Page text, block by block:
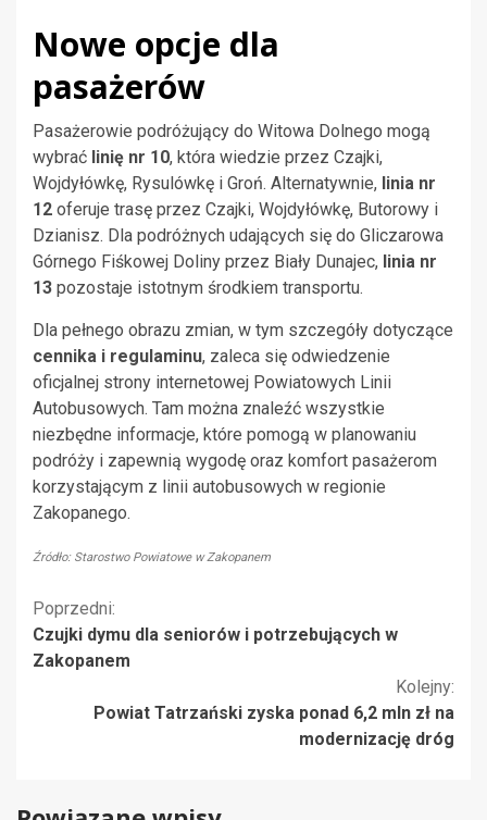
Nowe opcje dla
pasażerów
Pasażerowie podróżujący do Witowa Dolnego mogą
wybrać linię nr 10, która wiedzie przez Czajki,
Wojdyłówkę, Rysulówkę i Groń. Alternatywnie, linia nr
12 oferuje trasę przez Czajki, Wojdyłówkę, Butorowy i
Dzianisz. Dla podróżnych udających się do Gliczarowa
Górnego Fiśkowej Doliny przez Biały Dunajec, linia nr
13 pozostaje istotnym środkiem transportu.
Dla pełnego obrazu zmian, w tym szczegóły dotyczące
cennika i regulaminu, zaleca się odwiedzenie
oficjalnej strony internetowej Powiatowych Linii
Autobusowych. Tam można znaleźć wszystkie
niezbędne informacje, które pomogą w planowaniu
podróży i zapewnią wygodę oraz komfort pasażerom
korzystającym z linii autobusowych w regionie
Zakopanego.
Źródło: Starostwo Powiatowe w Zakopanem
Kontynuuj
czytanie
Poprzedni:
Czujki dymu dla seniorów i potrzebujących w
Zakopanem
Kolejny:
Powiat Tatrzański zyska ponad 6,2 mln zł na
modernizację dróg